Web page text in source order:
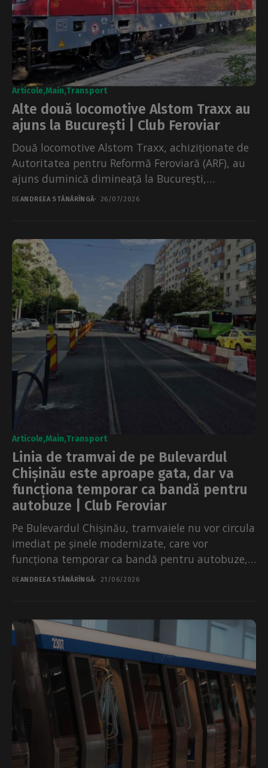
Articole Main Transport
Alte două locomotive Alstom Traxx au
ajuns la București | Club Feroviar
Două locomotive Alstom Traxx, achiziționate de
Autoritatea pentru Reformă Feroviară (ARF), au
ajuns duminică dimineață la București,
informează Club Feroviar. Locomotivele au
DEANDREEA STĂNĂRÎNGĂ 26/07/2026
Articole Main Transport
Linia de tramvai de pe Bulevardul
Chișinău este aproape gata, dar va
funcționa temporar ca bandă pentru
autobuze | Club Feroviar
Pe Bulevardul Chișinău, tramvaiele nu vor circula
imediat pe șinele modernizate, care vor
funcționa temporar ca bandă pentru autobuze,
potrivit Club Feroviar. Lucrările...
DEANDREEA STĂNĂRÎNGĂ 21/06/2026